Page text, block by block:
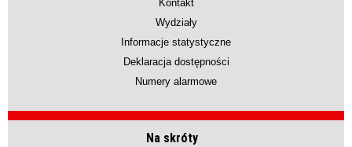
Kontakt
Wydziały
Informacje statystyczne
Deklaracja dostępności
Numery alarmowe
Na skróty